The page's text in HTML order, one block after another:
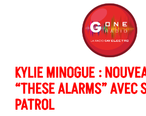
KYLIE MINOGUE :
“THESE ALARMS” AVEC
PATROL